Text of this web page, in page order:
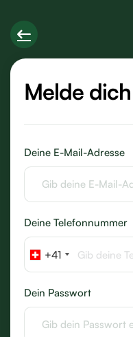
Melde
Deine E-Mail-Adresse
Deine Telefonnummer
+41
Dein Passwort